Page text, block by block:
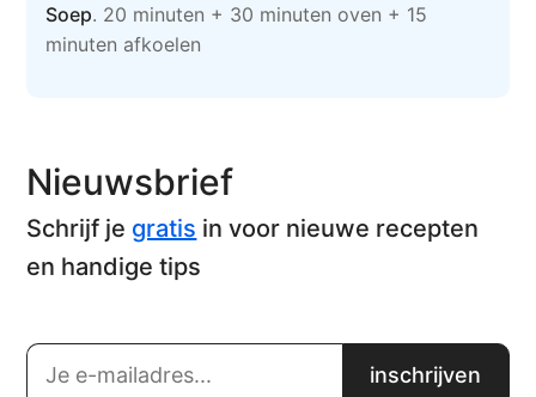
Soep. 20 minuten + 30 minuten oven + 15
minuten afkoelen
Nieuwsbrief
Schrijf je gratis in voor nieuwe recepten
en handige tips